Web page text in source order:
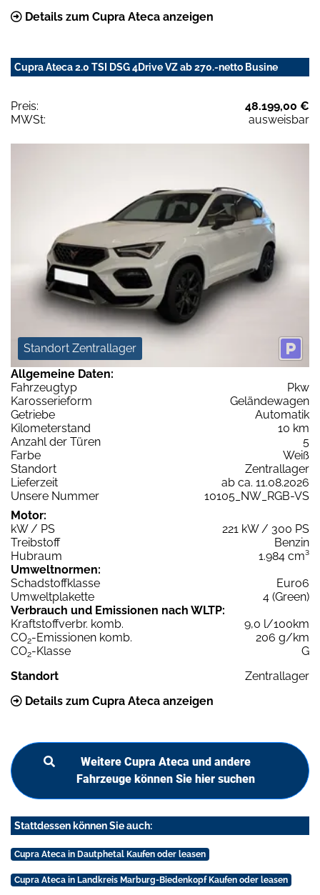
Details zum Cupra Ateca anzeigen
Cupra Ateca 2.0 TSI DSG 4Drive VZ ab 270.-netto Busine
Preis:
48.199,00 €
MWSt:
ausweisbar
Standort Zentrallager
Allgemeine Daten:
Fahrzeugtyp
Pkw
Karosserieform
Geländewagen
Getriebe
Automatik
Kilometerstand
10 km
Anzahl der Türen
5
Farbe
Weiß
Standort
Zentrallager
Lieferzeit
ab ca. 11.08.2026
Unsere Nummer
10105_NW_RGB-VS
Motor:
kW / PS
221 kW / 300 PS
Treibstoff
Benzin
Hubraum
1.984 cm³
Umweltnormen:
Schadstoffklasse
Euro6
Umweltplakette
4 (Green)
Verbrauch und Emissionen nach WLTP:
Kraftstoffverbr. komb.
9,0 l/100km
CO2-Emissionen komb.
206 g/km
CO2-Klasse
G
Standort
Zentrallager
Details zum Cupra Ateca anzeigen
Weitere Cupra Ateca und andere
Fahrzeuge können Sie hier suchen
Stattdessen können Sie auch:
Cupra Ateca in Dautphetal Kaufen oder leasen
Cupra Ateca in Landkreis Marburg-Biedenkopf Kaufen oder leasen